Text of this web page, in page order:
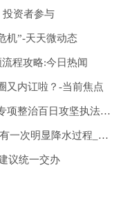
投资者参与
机”-天天微动态
程攻略:今日热闻
又内讧啦？-当前焦点
最资讯丨太原开展大气环境突出问题专项整治百日攻坚执法行动
北方多大风沙尘天气 江南华南等地将有一次明显降水过程_环球即时看
议统一交办